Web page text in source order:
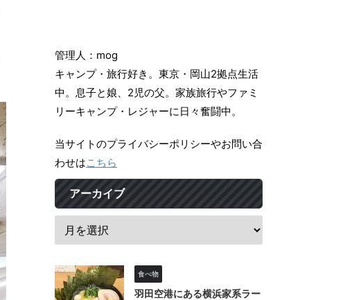
管理人：mog
キャンプ・旅行好き。東京・岡山2拠点生活
中。息子と娘、2児の父。家族旅行やファミ
リーキャンプ・レジャーに日々奮闘中。
当サイトのプライバシーポリシーやお問い合
わせはこちら
アーカイブ
食べ物
羽田空港にある横浜家系ラー